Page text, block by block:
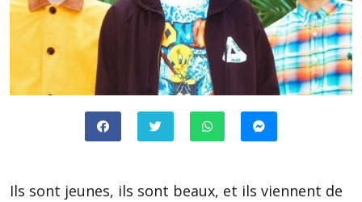
Ils sont jeunes, ils sont beaux, et ils viennent de